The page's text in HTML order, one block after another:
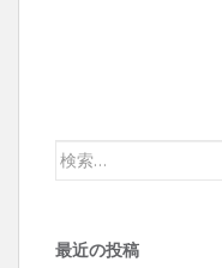
検索:
最近の投稿